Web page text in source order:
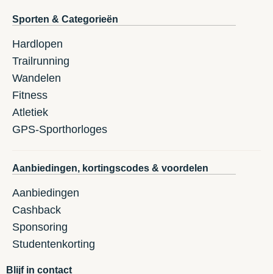
Sporten & Categorieën
Hardlopen
Trailrunning
Wandelen
Fitness
Atletiek
GPS-Sporthorloges
Aanbiedingen, kortingscodes & voordelen
Aanbiedingen
Cashback
Sponsoring
Studentenkorting
Blijf in contact